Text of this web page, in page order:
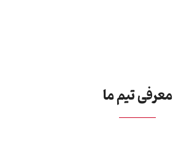
معرفی تیم ما